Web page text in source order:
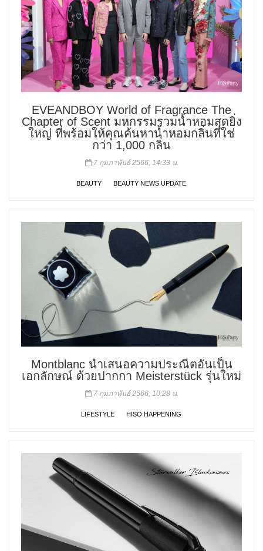
EVEANDBOY World of Fragrance The
Chapter of Scent มหกรรมรวมน้ำหอมสุดยิ่ง
ใหญ่ ที่พร้อมให้คุณค้นหาน้ำหอมกลิ่นที่ใช่
กว่า 1,000 กลิ่น
7 กุมภาพันธ์ 2566, 14:33 น.
BEAUTY BEAUTY NEWS UPDATE
Montblanc นำเสนอความประณีตอันเป็น
เอกลักษณ์ ด้วยปากกา Meisterstück รุ่นใหม่
7 กุมภาพันธ์ 2566, 10:28 น.
LIFESTYLE HISO HAPPENING